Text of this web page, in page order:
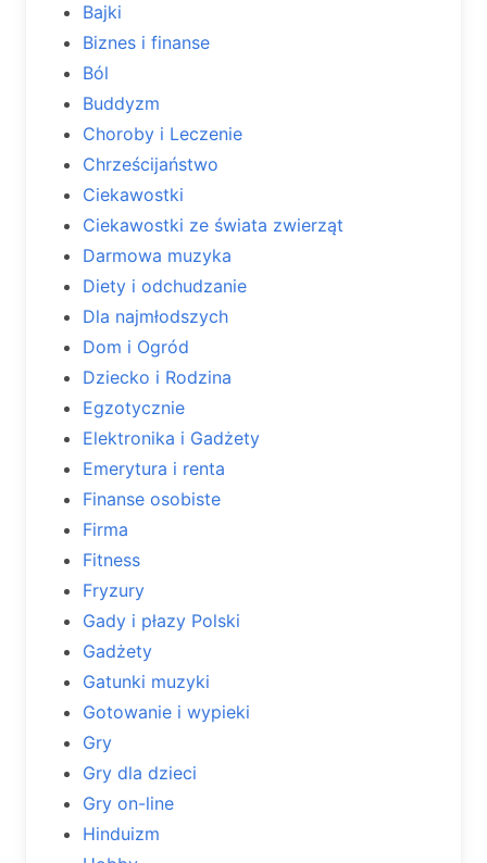
Bajki
Biznes i finanse
Ból
Buddyzm
Choroby i Leczenie
Chrześcijaństwo
Ciekawostki
Ciekawostki ze świata zwierząt
Darmowa muzyka
Diety i odchudzanie
Dla najmłodszych
Dom i Ogród
Dziecko i Rodzina
Egzotycznie
Elektronika i Gadżety
Emerytura i renta
Finanse osobiste
Firma
Fitness
Fryzury
Gady i płazy Polski
Gadżety
Gatunki muzyki
Gotowanie i wypieki
Gry
Gry dla dzieci
Gry on-line
Hinduizm